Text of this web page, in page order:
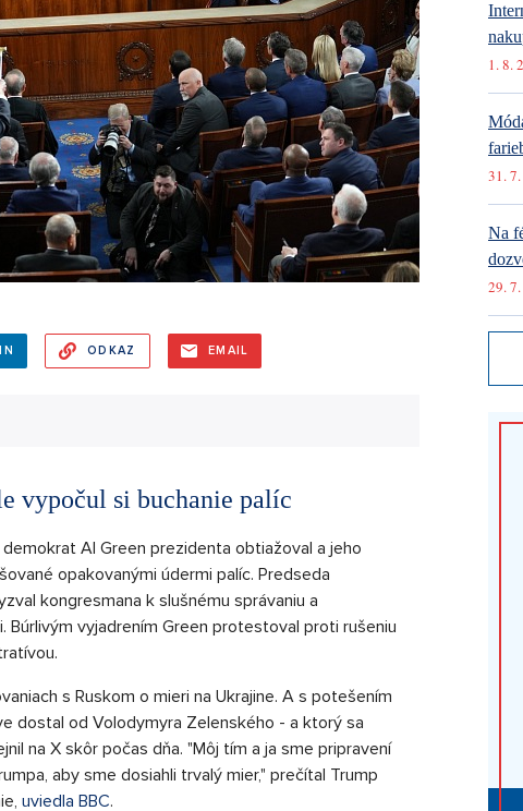
ODKAZ EMAIL
vypočul si buchanie palíc
Al Green prezidenta obtiažoval a jeho
opakovanými údermi palíc. Predseda
kongresmana k slušnému správaniu a
vyjadrením Green protestoval proti rušeniu
s Ruskom o mieri na Ukrajine. A s potešením
dostal od Volodymyra Zelenského - a ktorý sa
na X skôr počas dňa. "Môj tím a ja sme pripravení
aby sme dosiahli trvalý mier," prečítal Trump
uviedla BBC.
1. 8.
31.
Na
29.